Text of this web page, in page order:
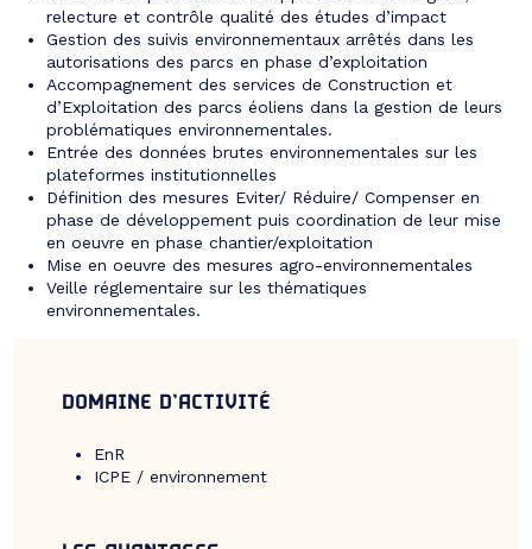
relecture et contrôle qualité des études d’impact
Gestion des suivis environnementaux arrêtés dans les
autorisations des parcs en phase d’exploitation
Accompagnement des services de Construction et
d’Exploitation des parcs éoliens dans la gestion de leurs
problématiques environnementales.
Entrée des données brutes environnementales sur les
plateformes institutionnelles
Définition des mesures Eviter/ Réduire/ Compenser en
phase de développement puis coordination de leur mise
en oeuvre en phase chantier/exploitation
Mise en oeuvre des mesures agro-environnementales
Veille réglementaire sur les thématiques
environnementales.
DOMAINE D’ACTIVITÉ
EnR
ICPE / environnement